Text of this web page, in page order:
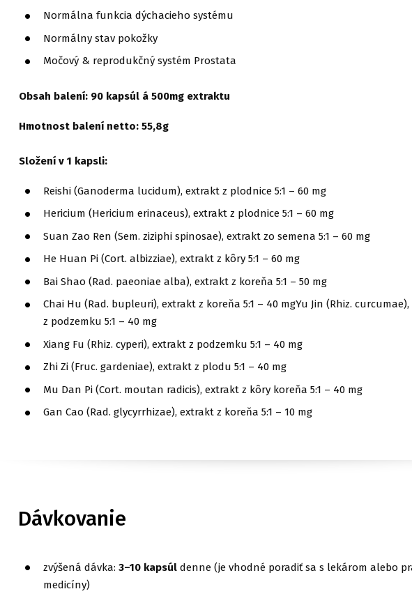
Normálna funkcia dýchacieho systému
Normálny stav pokožky
Močový & reprodukčný systém Prostata
Obsah balení: 90 kapsúl á 500mg extraktu
Hmotnost balení netto: 55,8g
Složení v 1 kapsli:
Reishi (Ganoderma lucidum), extrakt z plodnice 5:1 – 60 mg
Hericium (Hericium erinaceus), extrakt z plodnice 5:1 – 60 mg
Suan Zao Ren (Sem. ziziphi spinosae), extrakt zo semena 5:1 – 60 mg
He Huan Pi (Cort. albizziae), extrakt z kôry 5:1 – 60 mg
Bai Shao (Rad. paeoniae alba), extrakt z koreňa 5:1 – 50 mg
Chai Hu (Rad. bupleuri), extrakt z koreňa 5:1 – 40 mgYu Jin (Rhiz.
z podzemku 5:1 – 40 mg
Xiang Fu (Rhiz. cyperi), extrakt z podzemku 5:1 – 40 mg
Zhi Zi (Fruc. gardeniae), extrakt z plodu 5:1 – 40 mg
Mu Dan Pi (Cort. moutan radicis), extrakt z kôry koreňa 5:1 – 40 mg
Gan Cao (Rad. glycyrrhizae), extrakt z koreňa 5:1 – 10 mg
Dávkovanie
zvýšená dávka: 3–10 kapsúl denne (je vhodné poradiť sa s lekárom alebo
medicíny)